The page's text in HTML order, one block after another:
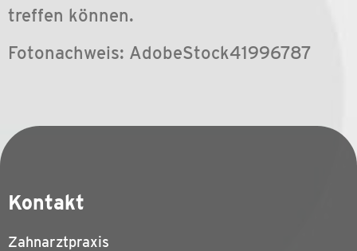
treffen können.
Fotonachweis: AdobeStock41996787
Kontakt
Zahnarztpraxis